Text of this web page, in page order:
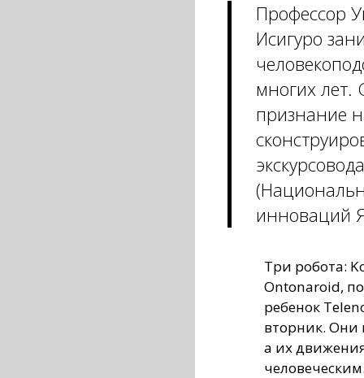
Профессор
Исигуро
многих лет.
признание
инноваций
Три робота:
Ontonaroid,
ребенок
вторник. Они
а их